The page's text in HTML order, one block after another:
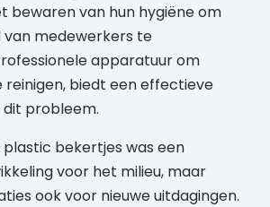
bewaren van hun hygiëne om
van medewerkers te
apparatuur om
reinigen, biedt een effectieve
probleem.
bekertjes was een
voor het milieu, maar
ook voor nieuwe uitdagingen.